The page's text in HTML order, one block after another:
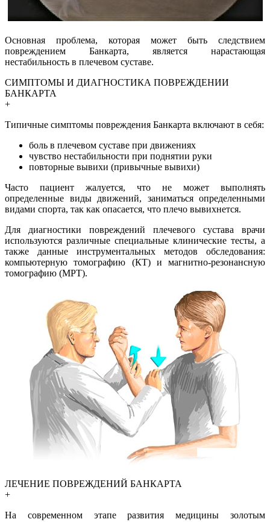
Основная проблема, которая может быть следствием
повреждением Банкарта, является нарастающая
нестабильность в плечевом суставе.
СИМПТОМЫ И ДИАГНОСТИКА ПОВРЕЖДЕНИИ
БАНКАРТА
+
Типичные симптомы повреждения Банкарта включают в себя:
боль в плечевом суставе при движениях
чувство нестабильности при поднятии руки
повторные вывихи (привычные вывихи)
Часто пациент жалуется, что не может выполнять
определенные виды движений, заниматься определенными
видами спорта, так как опасается, что плечо вывихнется.
Для диагностики повреждений плечевого сустава врачи
используются различные специальные клинические тесты, а
также данные инструментальных методов обследования:
компьютерную томографию (КТ) и магнитно-резонансную
томографию (МРТ).
ЛЕЧЕНИЕ ПОВРЕЖДЕНИЙ БАНКАРТА
+
На современном этапе развития медицины золотым